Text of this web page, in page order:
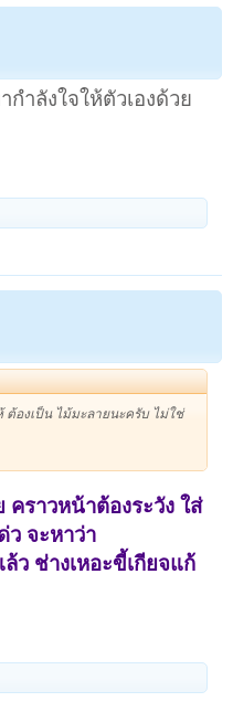
ำลังใจให้ตัวเองด้วย
ต้องเป็น ไม้มะลายนะครับ ไม่ใช่
ราวหน้าต้องระวัง ใส่
ว จะหาว่า
ว ช่างเหอะขี้เกียจแก้